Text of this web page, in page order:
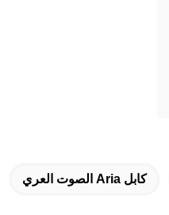
كابل Aria الصوت العري